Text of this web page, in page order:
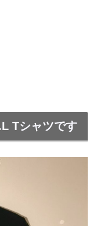
Tシャツです